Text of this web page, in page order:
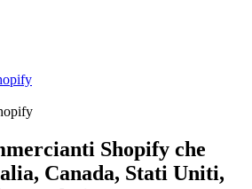
Shopify che
Canada, Stati Uniti,